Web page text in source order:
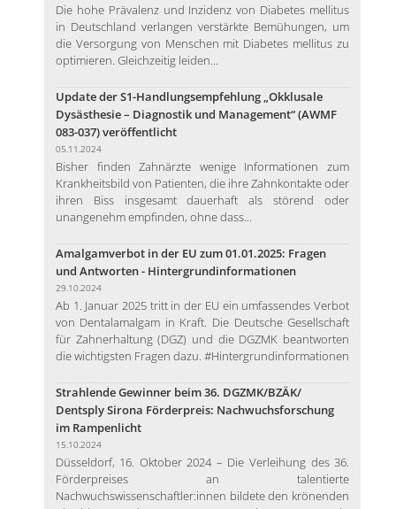
Die hohe Prävalenz und Inzidenz von Diabetes mellitus
in Deutschland verlangen verstärkte Bemühungen, um
die Versorgung von Menschen mit Diabetes mellitus zu
optimieren. Gleichzeitig leiden...
Update der S1-Handlungsempfehlung „Okklusale
Dysästhesie – Diagnostik und Management“ (AWMF
083-037) veröffentlicht
05.11.2024
Bisher finden Zahnärzte wenige Informationen zum
Krankheitsbild von Patienten, die ihre Zahnkontakte oder
ihren Biss insgesamt dauerhaft als störend oder
unangenehm empfinden, ohne dass...
Amalgamverbot in der EU zum 01.01.2025: Fragen
und Antworten - Hintergrundinformationen
29.10.2024
Ab 1. Januar 2025 tritt in der EU ein umfassendes Verbot
von Dentalamalgam in Kraft. Die Deutsche Gesellschaft
für Zahnerhaltung (DGZ) und die DGZMK beantworten
die wichtigsten Fragen dazu. #Hintergrundinformationen
Strahlende Gewinner beim 36. DGZMK/BZÄK/
Dentsply Sirona Förderpreis: Nachwuchsforschung
im Rampenlicht
15.10.2024
Düsseldorf, 16. Oktober 2024 – Die Verleihung des 36.
Förderpreises an talentierte
Nachwuchswissenschaftler:innen bildete den krönenden